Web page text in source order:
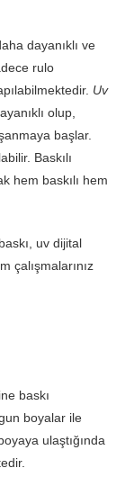
dayanıklı ve
rulo
Uv
olup,
başlar.
Baskılı
hem baskılı hem
uv dijital
çalışmalarınız
baskı
boyalar ile
ulaştığında